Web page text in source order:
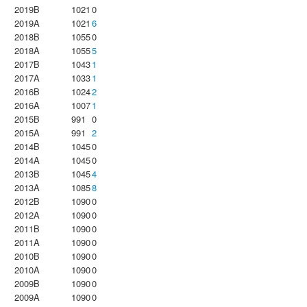
2019B
1021 0
2019A
1021 6
2018B
10550
2018A
10555
2017B
10431
2017A
10331
2016B
10242
2016A
10071
2015B
991 0
2015A
991 2
2014B
10450
2014A
10450
2013B
10454
2013A
10858
2012B
10900
2012A
10900
2011B
10900
2011A
10900
2010B
10900
2010A
10900
2009B
10900
2009A
10900